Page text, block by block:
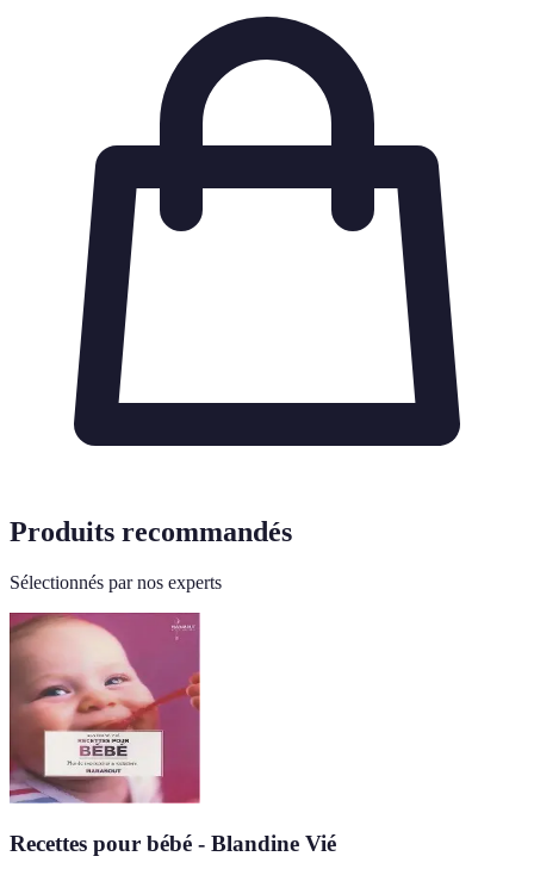
Produits recommandés
Sélectionnés par nos experts
Recettes pour bébé - Blandine Vié